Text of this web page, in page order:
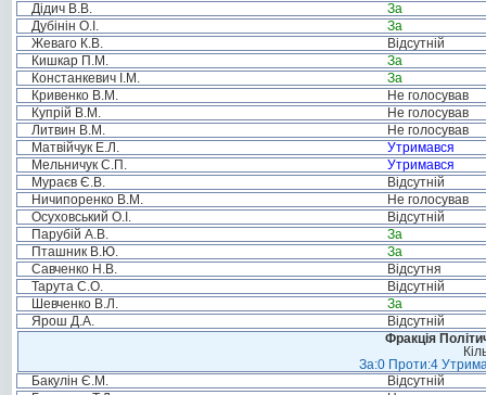
Дідич В.В.
За
Дубінін О.І.
За
Жеваго К.В.
Відсутній
Кишкар П.М.
За
Констанкевич І.М.
За
Кривенко В.М.
Не голосував
Купрій В.М.
Не голосував
Литвин В.М.
Не голосував
Матвійчук Е.Л.
Утримався
Мельничук С.П.
Утримався
Мураєв Є.В.
Відсутній
Ничипоренко В.М.
Не голосував
Осуховський О.І.
Відсутній
Парубій А.В.
За
Пташник В.Ю.
За
Савченко Н.В.
Відсутня
Тарута С.О.
Відсутній
Шевченко В.Л.
За
Ярош Д.А.
Відсутній
Фракція
За:0 Проти:4
Бакулін Є.М.
Відсутній